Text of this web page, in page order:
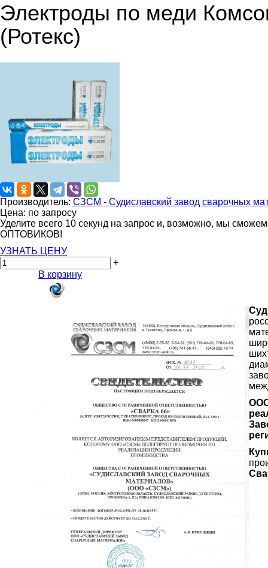
Электроды по меди
(Ротекс)
Производитель: СЗСМ - Судиславский завод сварочных
Цена: по запросу
Уделите всего 10 секунд на запрос и, возможно, мы
ОПТОВИКОВ!
УЗНАТЬ ЦЕНУ
+
В корзину